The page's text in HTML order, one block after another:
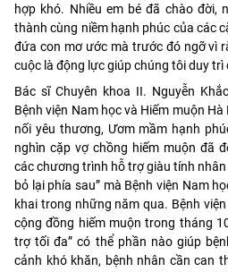
hợp khó. Nhiều em bé đã chào đời,
thành cùng niềm hạnh phúc của các
đứa con mơ ước mà trước đó ngỡ vì
cuộc là động lực giúp chúng tôi duy trì
Bác sĩ Chuyên khoa II. Nguyễn
Bệnh viện Nam học và Hiếm muộn Hà
nối yêu thương, Ươm mầm hạnh
nghìn cặp vợ chồng hiếm muộn đã
các chương trình hỗ trợ giàu tính
bỏ lại phía sau” mà Bệnh viện Nam
khai trong những năm qua. Bệnh
cộng đồng hiếm muộn trong tháng
trợ tối đa” có thể phần nào giúp
cảnh khó khăn, bệnh nhân cần can